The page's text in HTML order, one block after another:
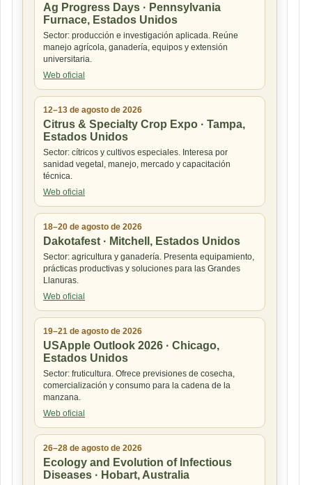
Ag Progress Days · Pennsylvania
Furnace, Estados Unidos
Sector: producción e investigación aplicada. Reúne
manejo agrícola, ganadería, equipos y extensión
universitaria.
Web oficial
12–13 de agosto de 2026
Citrus & Specialty Crop Expo · Tampa,
Estados Unidos
Sector: cítricos y cultivos especiales. Interesa por
sanidad vegetal, manejo, mercado y capacitación
técnica.
Web oficial
18–20 de agosto de 2026
Dakotafest · Mitchell, Estados Unidos
Sector: agricultura y ganadería. Presenta equipamiento,
prácticas productivas y soluciones para las Grandes
Llanuras.
Web oficial
19–21 de agosto de 2026
USApple Outlook 2026 · Chicago,
Estados Unidos
Sector: fruticultura. Ofrece previsiones de cosecha,
comercialización y consumo para la cadena de la
manzana.
Web oficial
26–28 de agosto de 2026
Ecology and Evolution of Infectious
Diseases · Hobart, Australia